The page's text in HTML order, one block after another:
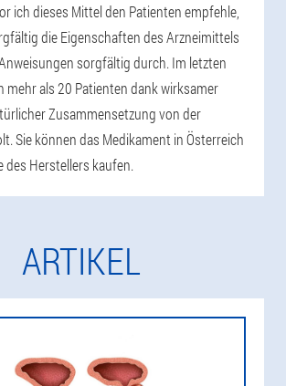
ich dieses Mittel den Patienten empfehle,
die Eigenschaften des Arzneimittels
sorgfältig durch. Im letzten
mehr als 20 Patienten dank wirksamer
Zusammensetzung von der
Sie können das Medikament in Österreich
des Herstellers kaufen.
ARTIKEL